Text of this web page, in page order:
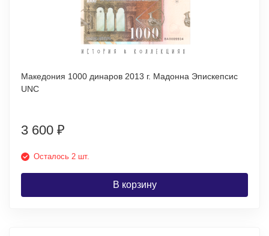
Македония 1000 динаров 2013 г. Мадонна Эпискепсис
UNC
3 600 ₽
Осталось 2 шт.
В корзину